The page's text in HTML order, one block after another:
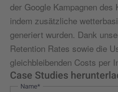
der Google Kampagnen des
indem zusätzliche
generiert wurden. Dank
Retention Rates sowie die
gleichbleibenden Costs per
Case Studies
Name*